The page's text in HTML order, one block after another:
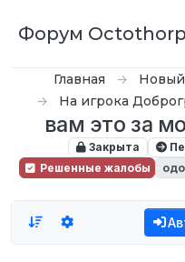
Форум
Главная
На игрока
вам это за
Закрыта
Решенные жалобы